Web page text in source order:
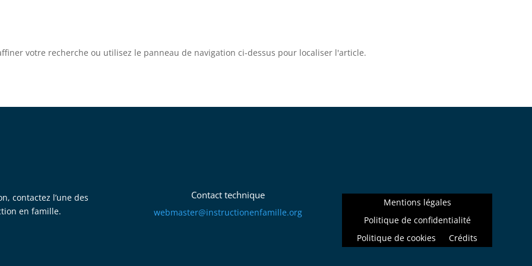
votre recherche ou utilisez le panneau de navigation ci-dessus pour localiser l'article.
contactez l’une des
en famille.
Contact technique
gro.e
llima
fneno
itcur
tsni@
retsa
mbew
Mentions légales
Politique de confidentialité
Politique de cookies
Crédits